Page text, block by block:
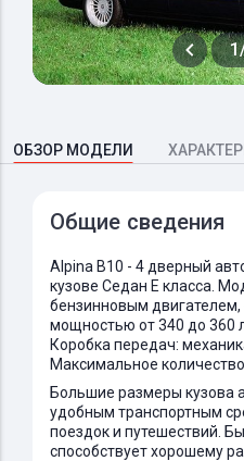
ОБЗОР МОДЕЛИ
Общие сведения
Alpina B10 - 4 дверный
кузове Седан E класса.
бензинновым
мощностью от 340 до 360
Коробка передач:
Максимальное
Большие размеры кузова
удобным транспортным
поездок и путешествий.
способствует хорошему